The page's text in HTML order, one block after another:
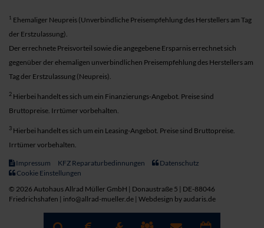
1 Ehemaliger Neupreis (Unverbindliche Preisempfehlung des Herstellers am Tag
der Erstzulassung).
Der errechnete Preisvorteil sowie die angegebene Ersparnis errechnet sich
gegenüber der ehemaligen unverbindlichen Preisempfehlung des Herstellers am
Tag der Erstzulassung (Neupreis).
2 Hierbei handelt es sich um ein Finanzierungs-Angebot. Preise sind
Bruttopreise. Irrtümer vorbehalten.
3 Hierbei handelt es sich um ein Leasing-Angebot. Preise sind Bruttopreise.
Irrtümer vorbehalten.
Impressum KFZ Reparaturbedinnungen
Datenschutz
Cookie Einstellungen
© 2026 Autohaus Allrad Müller GmbH | Donaustraße 5 | DE-88046
Friedrichshafen | info@allrad-mueller.de | Webdesign by audaris.de